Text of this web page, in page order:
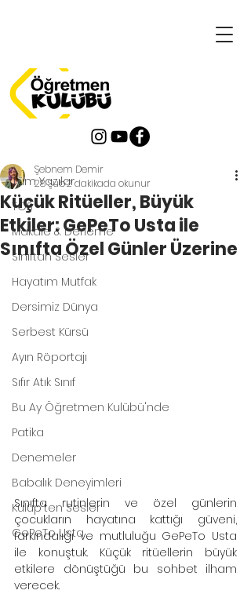
Tüm Yazılar
TOS
Makale & Derleme
Sınıftan Sesler
Hayatım Mutfak
Dersimiz Dünya
Serbest Kürsü
Ayın Röportajı
Sıfır Atık Sınıf
Bu Ay Öğretmen Kulübü'nde
Patika
Denemeler
Babalık Deneyimleri
Kulüp'ten Sesler
GePeTo Usta
Küçük Ritüeller, Büyük
Etkiler: GePeTo Usta ile
Sınıfta Özel Günler Üzerine
Şebnem Demir
28 Şub2 dakikada okunur
Sınıfta rutinlerin ve özel günlerin
çocukların hayatına kattığı güveni,
farkındalığı ve mutluluğu GePeTo Usta
ile konuştuk. Küçük ritüellerin büyük
etkilere dönüştüğü bu sohbet ilham
verecek.